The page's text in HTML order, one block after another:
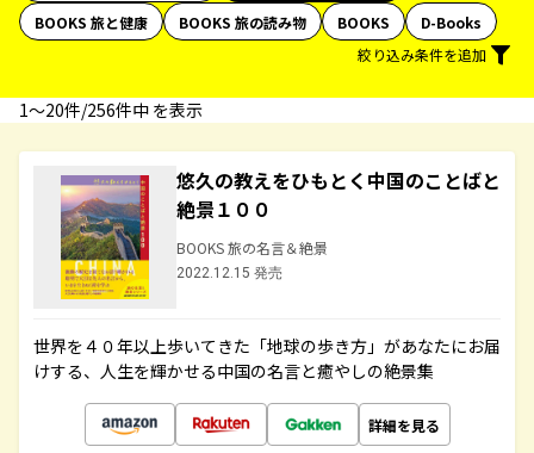
BOOKS 旅と健康
BOOKS 旅の読み物 BOOKS
D-Books
絞り込み条件を追加
1〜20件/256件中 を表示
悠久の教えをひもとく中国のことばと
絶景１００
BOOKS 旅の名言＆絶景
2022.12.15 発売
世界を４０年以上歩いてきた「地球の歩き方」があなたにお届
けする、人生を輝かせる中国の名言と癒やしの絶景集
詳細を見る